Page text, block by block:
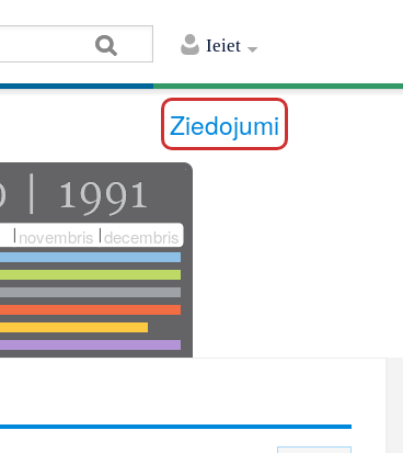
Ieiet
Ziedojumi
novembris decembris